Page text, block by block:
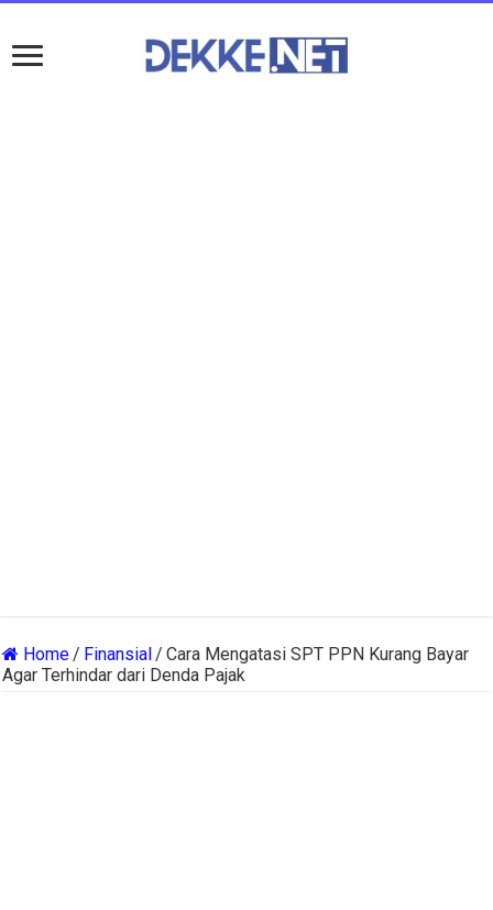
Home/ Finansial/ Cara Mengatasi SPT PPN Kurang Bayar
Agar Terhindar dari Denda Pajak